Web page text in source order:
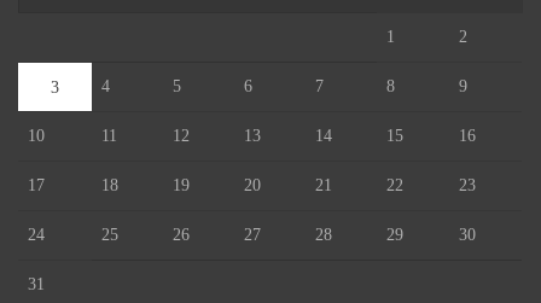
1 2
3 4 5 6 7 8 9
10 11 12 13 14 15 16
17 18 19 20 21 22 23
24 25 26 27 28 29 30
31